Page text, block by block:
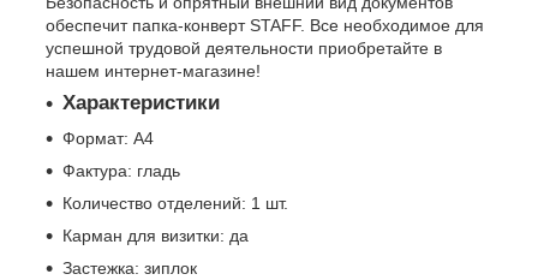
обеспечит папка-конверт STAFF. Все необходимое для
успешной трудовой деятельности приобретайте в
нашем интернет-магазине!
Характеристики
Формат: A4
Фактура: гладь
Количество отделений: 1 шт.
Карман для визитки: да
Застежка: зиплок